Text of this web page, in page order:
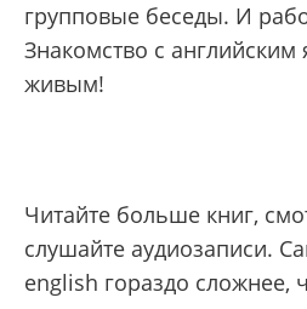
групповые беседы. И
Знакомство с
живым!
Читайте больше книг,
слушайте аудиозаписи.
english гораздо сложнее,